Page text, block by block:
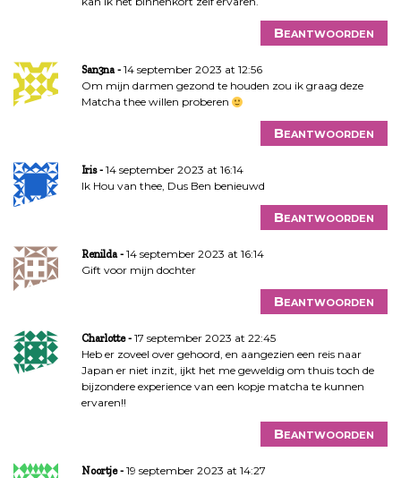
Beantwoorden
San3na
14 september 2023 at 12:56
Om mijn darmen gezond te houden zou ik graag deze
Matcha thee willen proberen
Beantwoorden
Iris
14 september 2023 at 16:14
Ik Hou van thee, Dus Ben benieuwd
Beantwoorden
Renilda
14 september 2023 at 16:14
Gift voor mijn dochter
Beantwoorden
Charlotte
17 september 2023 at 22:45
Heb er zoveel over gehoord, en aangezien een reis naar
Japan er niet inzit, ijkt het me geweldig om thuis toch de
bijzondere experience van een kopje matcha te kunnen
ervaren!!
Beantwoorden
Noortje 19 september 2023 at 14:27